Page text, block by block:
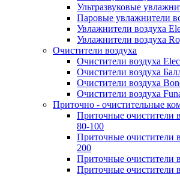
Ультразвуковые
Паровые увлажнители
Увлажнители воздуха
Увлажнители воздуха
Очистители воздуха
Очистители воздуха
Очистители воздуха
Очистители воздуха
Очистители воздуха
Приточно - очистительные
Приточные очистители
80-100
Приточные очистители
200
Приточные очистители
Приточные очистители